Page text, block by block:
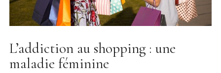
L’addiction au shopping : une
maladie féminine